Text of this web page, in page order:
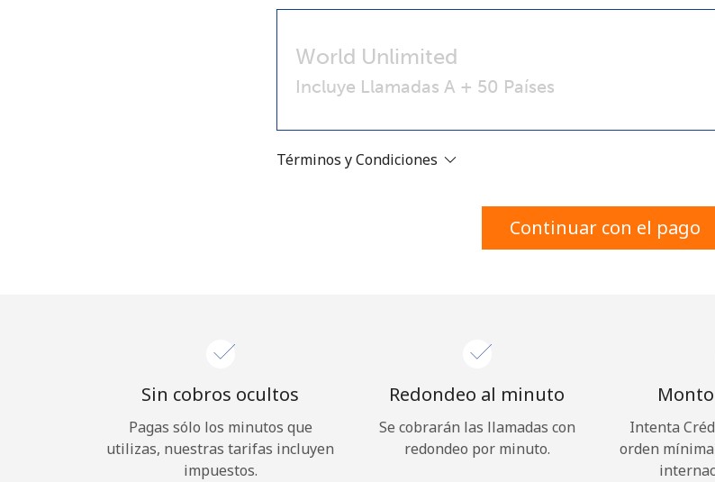
Un número
Al abrir una cuenta en este sitio web,
World Unlimited
Incluye Llamadas A + 50 Países
Términos y Condiciones
Continuar con el pago
Sin cobros ocultos
Pagas sólo los minutos que
utilizas, nuestras tarifas incluyen
impuestos.
Redondeo al minuto
Se cobrarán las llamadas con
redondeo por minuto.
Intenta
orden